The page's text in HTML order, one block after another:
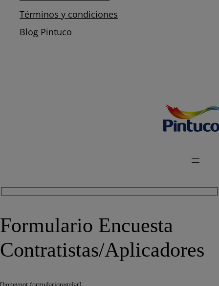
Términos y condiciones
Blog Pintuco
Formulario Encuesta
Contratistas/Aplicadores
[honeypot formularioregular]